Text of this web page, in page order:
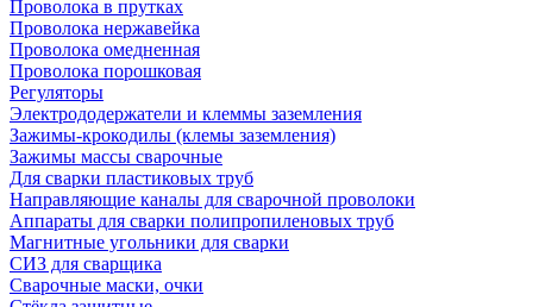
Проволока в прутках
Проволока нержавейка
Проволока омедненная
Проволока порошковая
Регуляторы
Электрододержатели и клеммы заземления
Зажимы-крокодилы (клемы заземления)
Зажимы массы сварочные
Для сварки пластиковых труб
Направляющие каналы для сварочной проволоки
Аппараты для сварки полипропиленовых труб
Магнитные угольники для сварки
СИЗ для сварщика
Сварочные маски, очки